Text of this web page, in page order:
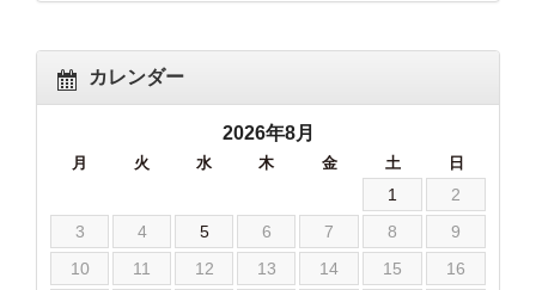
カレンダー
2026年8月
月 火 水 木 金 土 日
1
2
3
4 5 6 7 8
9
10
11 12 13 14 15
16